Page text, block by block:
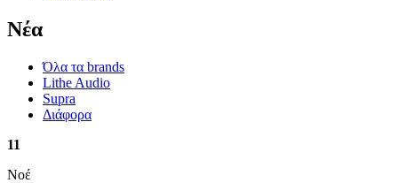
Nέα
Όλα τα brands
Lithe Audio
Supra
Διάφορα
11
Νοέ